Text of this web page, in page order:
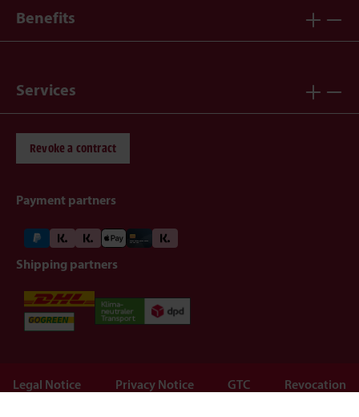
Benefits
Services
Revoke a contract
Payment partners
Shipping partners
Legal Notice Privacy Notice GTC
Revocation